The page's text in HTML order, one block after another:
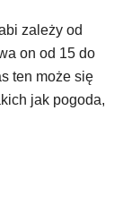
zależy od
on od 15 do
ten może się
jak pogoda,